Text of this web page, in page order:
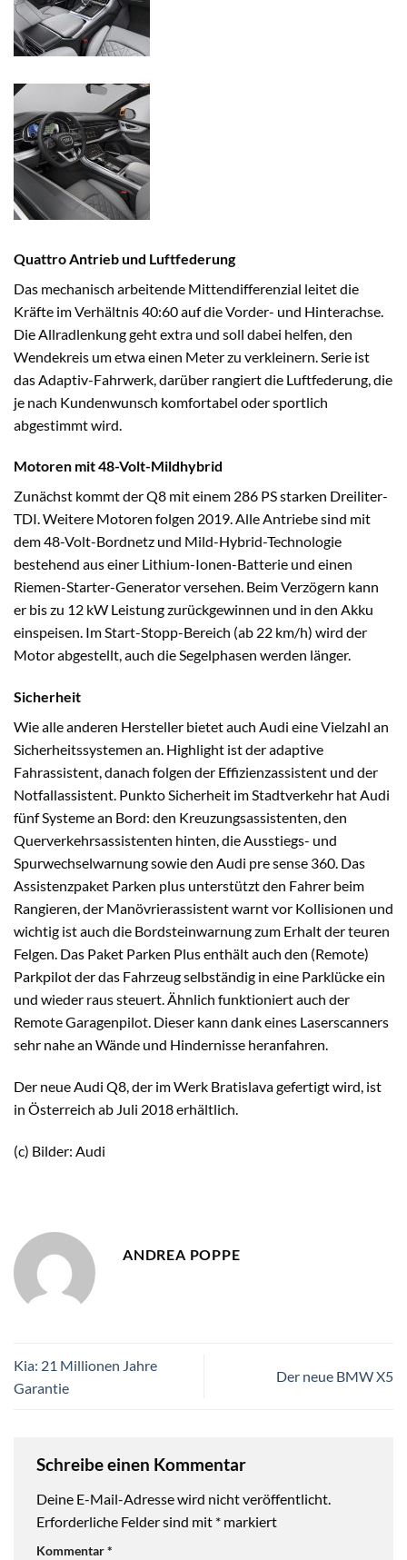
Quattro Antrieb und Luftfederung
Das mechanisch arbeitende Mittendifferenzial leitet die
Kräfte im Verhältnis 40:60 auf die Vorder- und Hinterachse.
Die Allradlenkung geht extra und soll dabei helfen, den
Wendekreis um etwa einen Meter zu verkleinern. Serie ist
das Adaptiv-Fahrwerk, darüber rangiert die Luftfederung, die
je nach Kundenwunsch komfortabel oder sportlich
abgestimmt wird.
Motoren mit 48-Volt-Mildhybrid
Zunächst kommt der Q8 mit einem 286 PS starken Dreiliter-
TDI. Weitere Motoren folgen 2019. Alle Antriebe sind mit
dem 48-Volt-Bordnetz und Mild-Hybrid-Technologie
bestehend aus einer Lithium-Ionen-Batterie und einen
Riemen-Starter-Generator versehen. Beim Verzögern kann
er bis zu 12 kW Leistung zurückgewinnen und in den Akku
einspeisen. Im Start-Stopp-Bereich (ab 22 km/h) wird der
Motor abgestellt, auch die Segelphasen werden länger.
Sicherheit
Wie alle anderen Hersteller bietet auch Audi eine Vielzahl an
Sicherheitssystemen an. Highlight ist der adaptive
Fahrassistent, danach folgen der Effizienzassistent und der
Notfallassistent. Punkto Sicherheit im Stadtverkehr hat Audi
fünf Systeme an Bord: den Kreuzungsassistenten, den
Querverkehrsassistenten hinten, die Ausstiegs- und
Spurwechselwarnung sowie den Audi pre sense 360. Das
Assistenzpaket Parken plus unterstützt den Fahrer beim
Rangieren, der Manövrierassistent warnt vor Kollisionen und
wichtig ist auch die Bordsteinwarnung zum Erhalt der teuren
Felgen. Das Paket Parken Plus enthält auch den (Remote)
Parkpilot der das Fahrzeug selbständig in eine Parklücke ein
und wieder raus steuert. Ähnlich funktioniert auch der
Remote Garagenpilot. Dieser kann dank eines Laserscanners
sehr nahe an Wände und Hindernisse heranfahren.
Der neue Audi Q8, der im Werk Bratislava gefertigt wird, ist
in Österreich ab Juli 2018 erhältlich.
(c) Bilder: Audi
ANDREA POPPE
Kia: 21 Millionen Jahre
Garantie
Der neue BMW X5
Schreibe einen Kommentar
Deine E-Mail-Adresse wird nicht veröffentlicht.
Erforderliche Felder sind mit * markiert
Kommentar*